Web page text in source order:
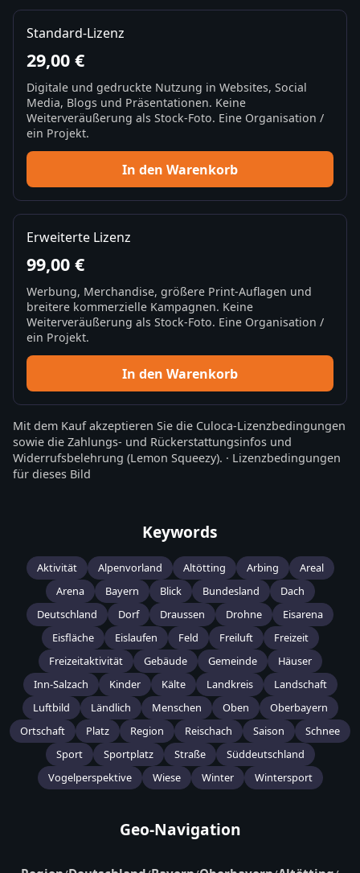
Standard-Lizenz
29,00 €
Digitale und gedruckte Nutzung in Websites, Social
Media, Blogs und Präsentationen. Keine
Weiterveräußerung als Stock-Foto. Eine Organisation /
ein Projekt.
In den Warenkorb
Erweiterte Lizenz
99,00 €
Werbung, Merchandise, größere Print-Auflagen und
breitere kommerzielle Kampagnen. Keine
Weiterveräußerung als Stock-Foto. Eine Organisation /
ein Projekt.
In den Warenkorb
Mit dem Kauf akzeptieren Sie die Culoca-Lizenzbedingungen
sowie die Zahlungs- und Rückerstattungsinfos und
Widerrufsbelehrung (Lemon Squeezy). · Lizenzbedingungen
für dieses Bild
Keywords
Aktivität Alpenvorland Altötting Arbing
Areal
Arena
Bayern Blick Bundesland
Dach
Deutschland
Dorf Draussen Drohne
Eisarena
Eisfläche
Eislaufen Feld Freiluft
Freizeit
Freizeitaktivität
Gebäude Gemeinde
Häuser
Inn-Salzach
Kinder Kälte Landkreis
Landschaft
Luftbild
Ländlich Menschen Oben
Oberbayern
Ortschaft
Platz Region Reischach Saison
Schnee
Sport
Sportplatz Straße
Süddeutschland
Vogelperspektive
Wiese Winter Wintersport
Geo-Navigation